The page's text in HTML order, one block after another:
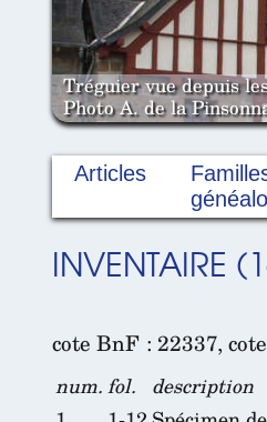
Tréguier vue depuis
Photo A. de la
Articles
INVENTAIRE
cote BnF : 22337,
num.fol.
description